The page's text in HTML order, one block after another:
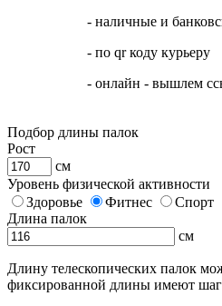
- наличные и
- по qr коду курьеру
- онлайн - вышлем
Подбор длины палок
Рост
см
Уровень физической активности
Здоровье
Фитнес
Спорт
Длина палок
см
Длину телескопических палок
фиксированной длины имеют